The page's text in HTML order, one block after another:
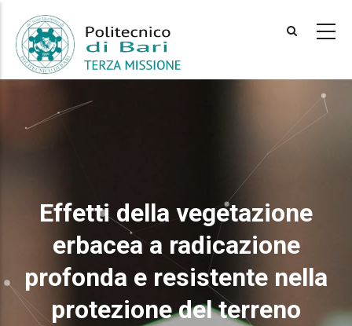
main
content
Effetti della vegetazione
erbacea a radicazione
profonda e resistente nella
protezione del terreno